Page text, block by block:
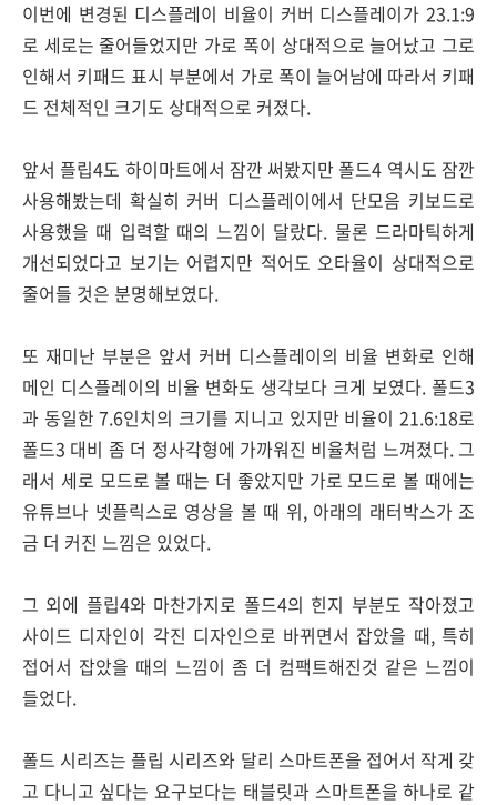
이번에 변경된 디스플레이 비율이 커버 디스플레이가 23.1:9
로 세로는 줄어들었지만 가로 폭이 상대적으로 늘어났고 그로
인해서 키패드 표시 부분에서 가로 폭이 늘어남에 따라서 키패
드 전체적인 크기도 상대적으로 커졌다.
앞서 플립4도 하이마트에서 잠깐 써봤지만 폴드4 역시도 잠깐
사용해봤는데 확실히 커버 디스플레이에서 단모음 키보드로
사용했을 때 입력할 때의 느낌이 달랐다. 물론 드라마틱하게
개선되었다고 보기는 어렵지만 적어도 오타율이 상대적으로
줄어들 것은 분명해보였다.
또 재미난 부분은 앞서 커버 디스플레이의 비율 변화로 인해
메인 디스플레이의 비율 변화도 생각보다 크게 보였다. 폴드3
과 동일한 7.6인치의 크기를 지니고 있지만 비율이 21.6:18로
폴드3 대비 좀 더 정사각형에 가까워진 비율처럼 느껴졌다. 그
래서 세로 모드로 볼 때는 더 좋았지만 가로 모드로 볼 때에는
유튜브나 넷플릭스로 영상을 볼 때 위, 아래의 래터박스가 조
금 더 커진 느낌은 있었다.
그 외에 플립4와 마찬가지로 폴드4의 힌지 부분도 작아졌고
사이드 디자인이 각진 디자인으로 바뀌면서 잡았을 때, 특히
접어서 잡았을 때의 느낌이 좀 더 컴팩트해진것 같은 느낌이
들었다.
폴드 시리즈는 플립 시리즈와 달리 스마트폰을 접어서 작게 갖
고 다니고 싶다는 요구보다는 태블릿과 스마트폰을 하나로 같